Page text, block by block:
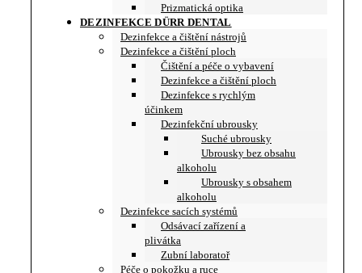
Prizmatická optika
DEZINFEKCE DÜRR DENTAL
Dezinfekce a čištění nástrojů
Dezinfekce a čištění ploch
Čištění a péče o vybavení
Dezinfekce a čištění ploch
Dezinfekce s rychlým
účinkem
Dezinfekční ubrousky
Suché ubrousky
Ubrousky bez obsahu
alkoholu
Ubrousky s obsahem
alkoholu
Dezinfekce sacích systémů
Odsávací zařízení a
plivátka
Zubní laboratoř
Péče o pokožku a ruce